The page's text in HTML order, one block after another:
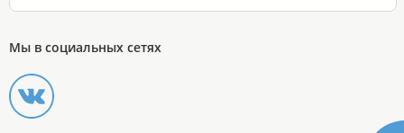
Мы в социальных сетях